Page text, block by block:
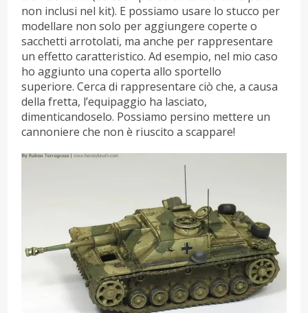
non inclusi nel kit). E possiamo usare lo stucco per
modellare non solo per aggiungere coperte o
sacchetti arrotolati, ma anche per rappresentare
un effetto caratteristico. Ad esempio, nel mio caso
ho aggiunto una coperta allo sportello
superiore. Cerca di rappresentare ciò che, a causa
della fretta, l’equipaggio ha lasciato,
dimenticandoselo. Possiamo persino mettere un
cannoniere che non è riuscito a scappare!